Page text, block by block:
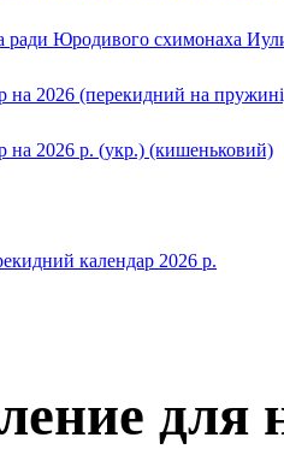
ради Юродивого схимонаха
на 2026 (перекидний на
на 2026 р. (укр.) (кишеньковий)
календар 2026 р.